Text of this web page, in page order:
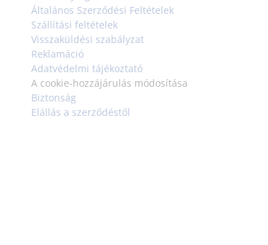
Általános Szerződési Feltételek
Szállítási feltételek
Visszaküldési szabályzat
Reklamáció
Adatvédelmi tájékoztató
A cookie-hozzájárulás módosítása
Biztonság
Elállás a szerződéstől